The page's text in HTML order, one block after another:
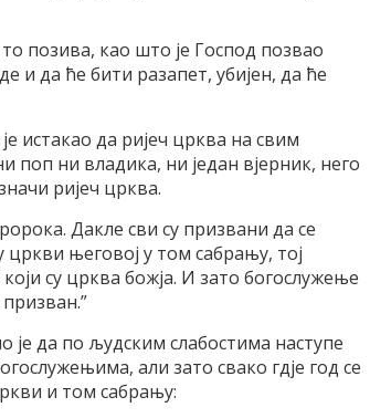
позива, као што је Господ позвао
и да ће бити разапет, убијен, да ће
истакао да ријеч црква на свим
поп ни владика, ни један вјерник, него
ријеч црква.
Дакле сви су призвани да се
његовој у том сабрању, тој
су црква божја. И зато богослужење
је да по људским слабостима наступе
али зато свако гдје год се
и том сабрању: